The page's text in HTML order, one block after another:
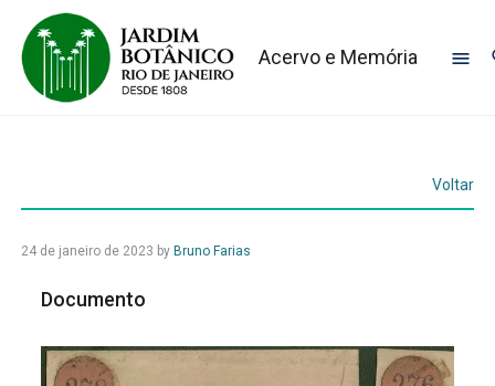
Acervo e Memória
Voltar
24 de janeiro de 2023 by Bruno Farias
Documento